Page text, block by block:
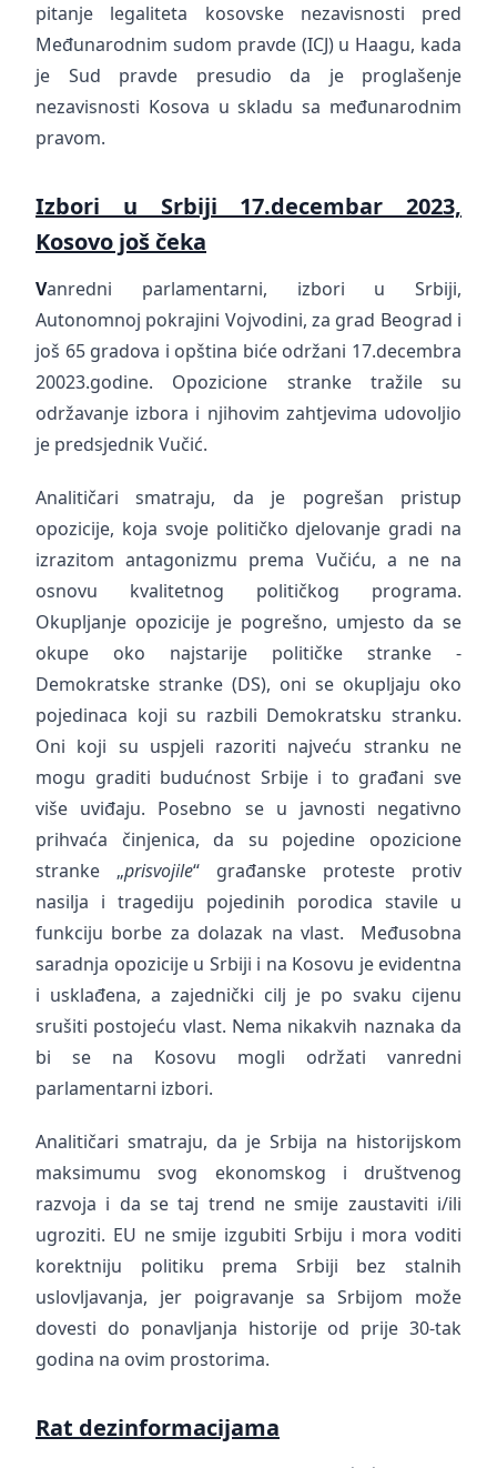
pitanje legaliteta kosovske nezavisnosti pred
Međunarodnim sudom pravde (ICJ) u Haagu, kada
je Sud pravde presudio da je proglašenje
nezavisnosti Kosova u skladu sa međunarodnim
pravom.
Izbori u Srbiji 17.decembar 2023,
Kosovo još čeka
Vanredni parlamentarni, izbori u Srbiji,
Autonomnoj pokrajini Vojvodini, za grad Beograd i
još 65 gradova i opština biće održani 17.decembra
20023.godine. Opozicione stranke tražile su
održavanje izbora i njihovim zahtjevima udovoljio
je predsjednik Vučić.
Analitičari smatraju, da je pogrešan pristup
opozicije, koja svoje političko djelovanje gradi na
izrazitom antagonizmu prema Vučiću, a ne na
osnovu kvalitetnog političkog programa.
Okupljanje opozicije je pogrešno, umjesto da se
okupe oko najstarije političke stranke -
Demokratske stranke (DS), oni se okupljaju oko
pojedinaca koji su razbili Demokratsku stranku.
Oni koji su uspjeli razoriti najveću stranku ne
mogu graditi budućnost Srbije i to građani sve
više uviđaju. Posebno se u javnosti negativno
prihvaća činjenica, da su pojedine opozicione
stranke „prisvojile“ građanske proteste protiv
nasilja i tragediju pojedinih porodica stavile u
funkciju borbe za dolazak na vlast. Međusobna
saradnja opozicije u Srbiji i na Kosovu je evidentna
i usklađena, a zajednički cilj je po svaku cijenu
srušiti postojeću vlast. Nema nikakvih naznaka da
bi se na Kosovu mogli održati vanredni
parlamentarni izbori.
Analitičari smatraju, da je Srbija na historijskom
maksimumu svog ekonomskog i društvenog
razvoja i da se taj trend ne smije zaustaviti i/ili
ugroziti. EU ne smije izgubiti Srbiju i mora voditi
korektniju politiku prema Srbiji bez stalnih
uslovljavanja, jer poigravanje sa Srbijom može
dovesti do ponavljanja historije od prije 30-tak
godina na ovim prostorima.
Rat dezinformacijama